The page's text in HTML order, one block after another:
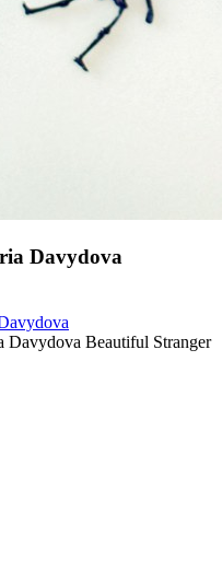
Davydova
Davydova Beautiful Stranger